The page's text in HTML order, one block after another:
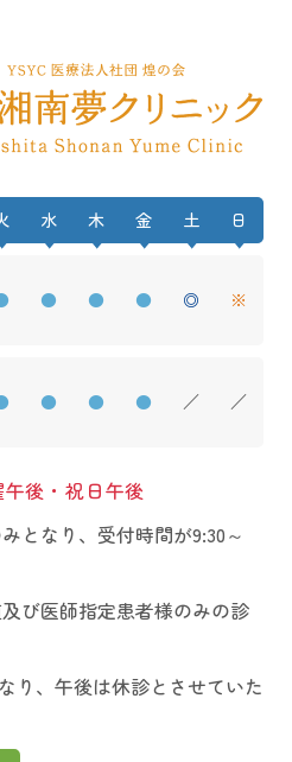
水 木 金 土 日
● ● ● ◎ ※
● ● ● ／ ／
後・祝日午後
となり、受付時間が9:30～
び医師指定患者様のみの診
り、午後は休診とさせていた